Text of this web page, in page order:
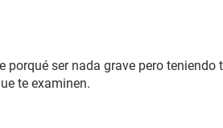
porqué ser nada grave pero teniendo
te examinen.